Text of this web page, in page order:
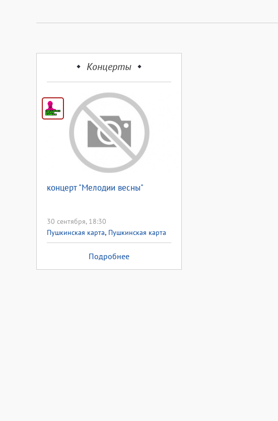
Концерты
концерт "Мелодии весны"
30 сентября, 18:30
Пушкинская карта, Пушкинская карта
Подробнее